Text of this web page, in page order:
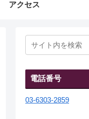
アクセス
電話番号
03-6303-2859